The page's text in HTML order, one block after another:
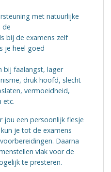
met natuurlijke
de
bij de examens zelf
je heel goed
bij faalangst, lager
druk hoofd, slecht
vermoeidheid,
etc.
jou een persoonlijk flesje
je tot de examens
Daarna
vlak voor de
te presteren.